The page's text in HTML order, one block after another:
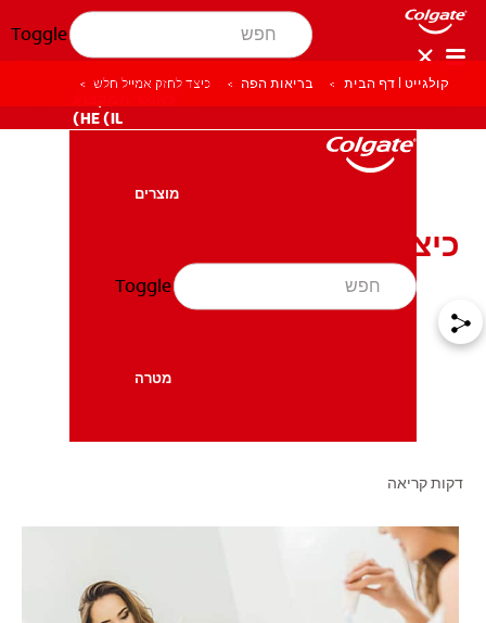
Toggle
לאנשי המקצוע
HE (IL)
מוצרים
בריאות הפה
מטרה
Toggle
קולגייט | דף הבית בריאות הפה כיצד לחזק אמייל חלש
כיצד לחזק אמייל חלש
דקות קריאה